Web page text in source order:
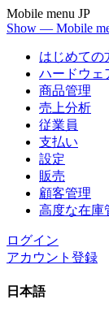
Mobile menu JP
Show — Mobile
はじめての
ハードウェ
商品管理
売上分析
従業員
支払い
設定
販売
顧客管理
高度な在庫
ログイン
アカウント登録
日本語